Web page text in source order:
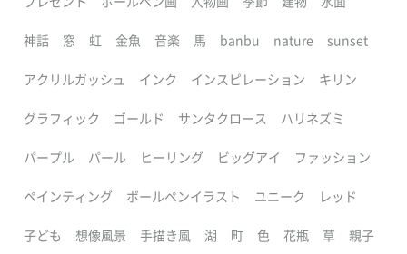
神話 窓 虹 金魚 音楽 馬 banbu nature sunset
アクリルガッシュ インク インスピレーション キリン
グラフィック ゴールド サンタクロース ハリネズミ
パープル パール ヒーリング ビッグアイ ファッション
ペインティング ボールペンイラスト ユニーク レッド
子ども 想像風景 手描き風 湖 町 色 花瓶 草 親子